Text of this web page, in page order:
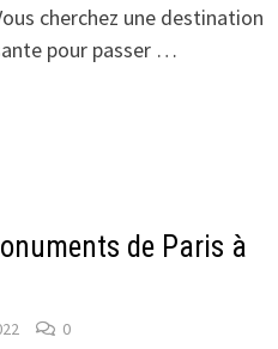
cherchez une destination
pour passer …
de Paris à
0